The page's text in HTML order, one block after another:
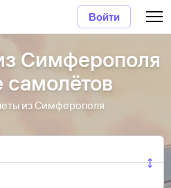
Войти
Симферополя
самолётов
из Симферополя